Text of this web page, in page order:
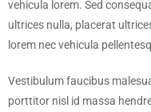
vehicula lorem. Sed
ultrices nulla, placerat
lorem nec vehicula
Vestibulum faucibus
porttitor nisl id massa